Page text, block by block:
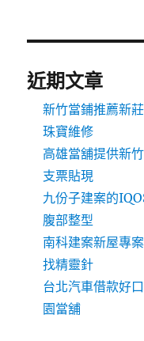
近期文章
新竹當鋪推薦新
珠寶維修
高雄當舖提供新
支票貼現
九份子建案的
腹部整型
南科建案新屋專
找精靈針
台北汽車借款好
園當舖